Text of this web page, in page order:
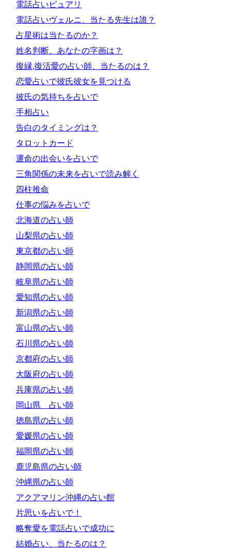
電話占いピュアリ
電話占いヴェルニ、当たる先生は誰？
占星術は当たるのか？
姓名判断、あなたの字画は？
復縁,復活愛の占い師、当たるのは？
恋愛占いで彼氏彼女を見つける
彼氏の気持ちを占いで
手相占い
告白のタイミングは？
タロットカード
運命の出会いを占いで
三角関係の未来を占いで読み解く
四柱推命
仕事の悩みを占いで
北海道の占い師
山梨県の占い師
東京都の占い師
静岡県の占い師
岐阜県の占い師
愛知県の占い師
新潟県の占い師
富山県の占い師
石川県の占い師
京都府の占い師
大阪府の占い師
兵庫県の占い師
岡山県 占い師
徳島県の占い師
愛媛県の占い師
福岡県の占い師
鹿児島県の占い師
沖縄県の占い師
アクアマリン沖縄の占い館
片思いを占いで！
略奪愛を電話占いで成功に
結婚占い、当たるのは？